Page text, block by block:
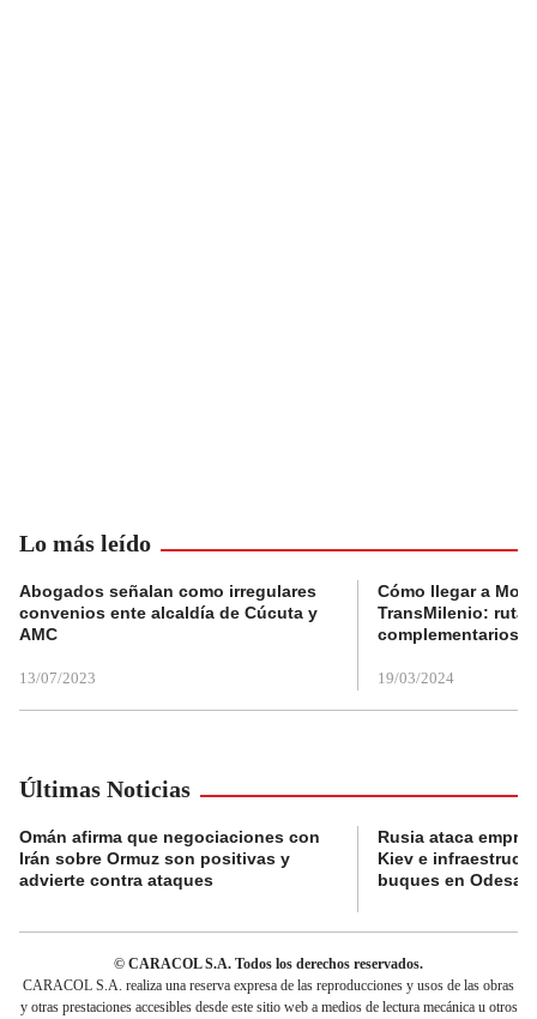
Lo más leído
Abogados señalan como irregulares
convenios ente alcaldía de Cúcuta y
AMC
13/07/2023
Cómo llegar a
TransMilenio:
complementarios
19/03/2024
Últimas Noticias
Omán afirma que negociaciones con
Irán sobre Ormuz son positivas y
advierte contra ataques
Rusia ataca
Kiev e
buques en Odesa
© CARACOL S.A. Todos los derechos reservados.
CARACOL S.A. realiza una reserva expresa de las reproducciones y usos de las obras
y otras prestaciones accesibles desde este sitio web a medios de lectura mecánica u otros